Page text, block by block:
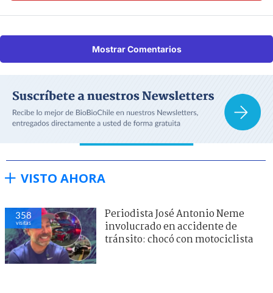
Mostrar Comentarios
VISTO AHORA
358
visitas
Periodista José Antonio Neme
involucrado en accidente de
tránsito: chocó con motociclista